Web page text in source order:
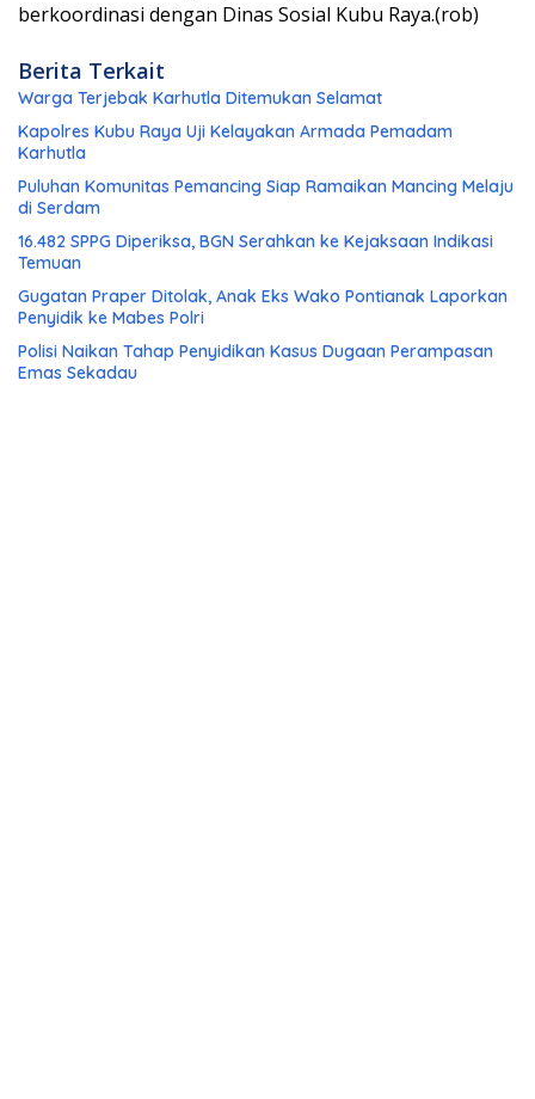
berkoordinasi dengan Dinas Sosial Kubu Raya.(rob)
Berita Terkait
Warga Terjebak Karhutla Ditemukan Selamat
Kapolres Kubu Raya Uji Kelayakan Armada Pemadam
Karhutla
Puluhan Komunitas Pemancing Siap Ramaikan Mancing Melaju
di Serdam
16.482 SPPG Diperiksa, BGN Serahkan ke Kejaksaan Indikasi
Temuan
Gugatan Praper Ditolak, Anak Eks Wako Pontianak Laporkan
Penyidik ke Mabes Polri
Polisi Naikan Tahap Penyidikan Kasus Dugaan Perampasan
Emas Sekadau